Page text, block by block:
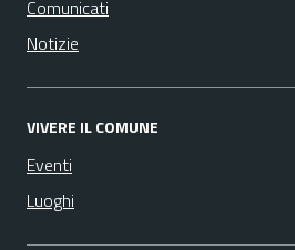
Comunicati
Notizie
VIVERE IL COMUNE
Eventi
Luoghi